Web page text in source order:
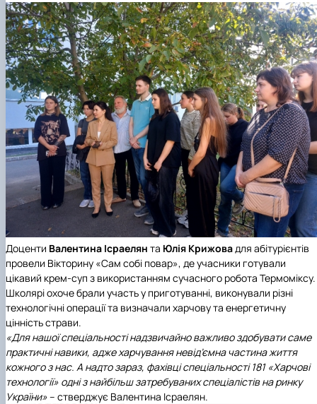
Доценти Валентина Ісраелян та Юлія Крижовадля абітурієнтів
провели Вікторину «Сам собі повар», де учасники готували
цікавий крем-суп з використанням сучасного робота Термоміксу.
Школярі охоче брали участь у приготуванні, виконували різні
технологічні операції та визначали харчову та енергетичну
цінність страви.
«Для нашої спеціальності надзвичайно важливо здобувати саме
практичні навики, адже харчування невід’ємна частина життя
кожного з нас. А надто зараз, фахівці спеціальності 181 «Харчові
технології» одні з найбільш затребуваних спеціалістів на ринку
України»– стверджує Валентина Ісраелян.